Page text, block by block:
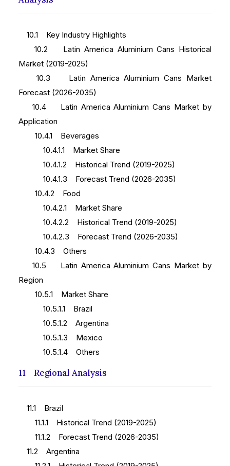
10.1 Key Industry Highlights
10.2 Latin America Aluminium Cans Historical
Market (2019-2025)
10.3 Latin America Aluminium Cans Market
Forecast (2026-2035)
10.4 Latin America Aluminium Cans Market by
Application
10.4.1 Beverages
10.4.1.1 Market Share
10.4.1.2 Historical Trend (2019-2025)
10.4.1.3 Forecast Trend (2026-2035)
10.4.2 Food
10.4.2.1 Market Share
10.4.2.2 Historical Trend (2019-2025)
10.4.2.3 Forecast Trend (2026-2035)
10.4.3 Others
10.5 Latin America Aluminium Cans Market by
Region
10.5.1 Market Share
10.5.1.1 Brazil
10.5.1.2 Argentina
10.5.1.3 Mexico
10.5.1.4 Others
11 Regional Analysis
11.1 Brazil
11.1.1 Historical Trend (2019-2025)
11.1.2 Forecast Trend (2026-2035)
11.2 Argentina